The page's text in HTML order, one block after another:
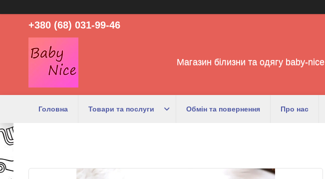
+380 (68) 031-99-46
Магазин білизни та одягу baby-nice
Головна Товари та послуги Обмін та повернення Про нас